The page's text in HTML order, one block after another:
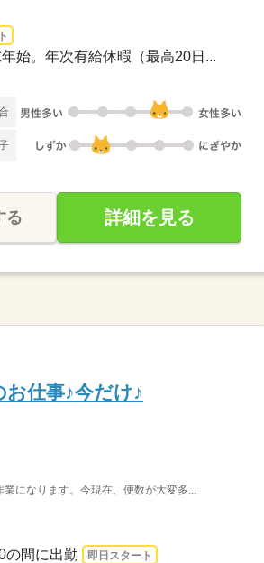
始。年次有給休暇（最高20日...
る 詳細を見る
仕事♪今だけ♪
になります。今現在、便数が大変多...
の間に出勤 即日スタート